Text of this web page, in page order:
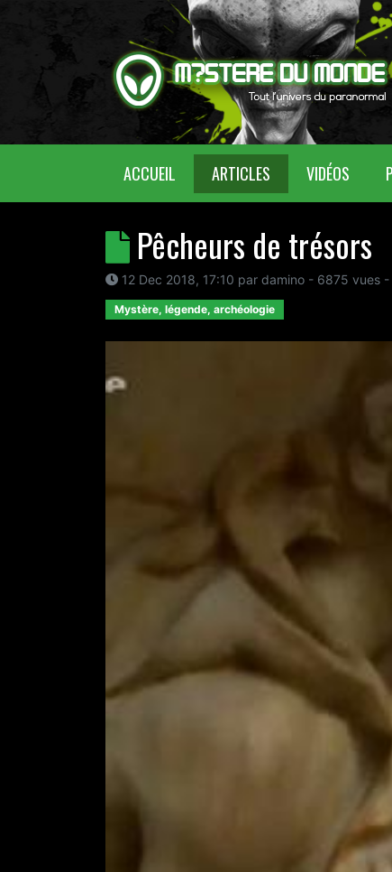
ACCUEIL (CURRENT)ARTICLES VIDÉOS
Pêcheurs de trésors
12 Dec 2018, 17:10 par damino - 6875 vues -
Mystère, légende, archéologie